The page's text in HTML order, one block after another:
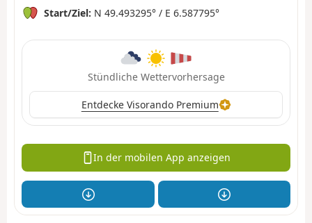
Start/Ziel: N 49.493295° / E 6.587795°
Stündliche Wettervorhersage
Entdecke Visorando Premium
In der mobilen App anzeigen